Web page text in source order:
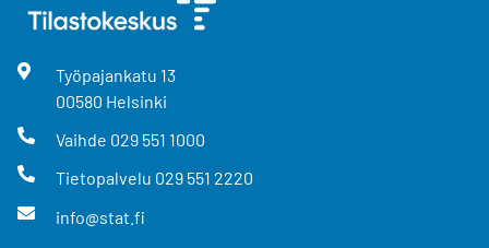
Työpajankatu 13
00580 Helsinki
Vaihde 029 551 1000
Tietopalvelu 029 551 2220
info@stat.fi